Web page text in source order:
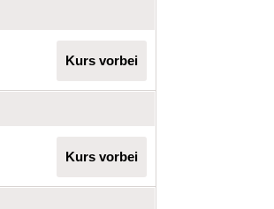
Kurs vorbei
Kurs vorbei